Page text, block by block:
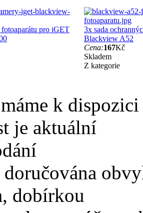
pro iGET
3x sada
Blackview A52
Cena:167Kč
Skladem
Z kategorie
k
je aktuální
dobírkou